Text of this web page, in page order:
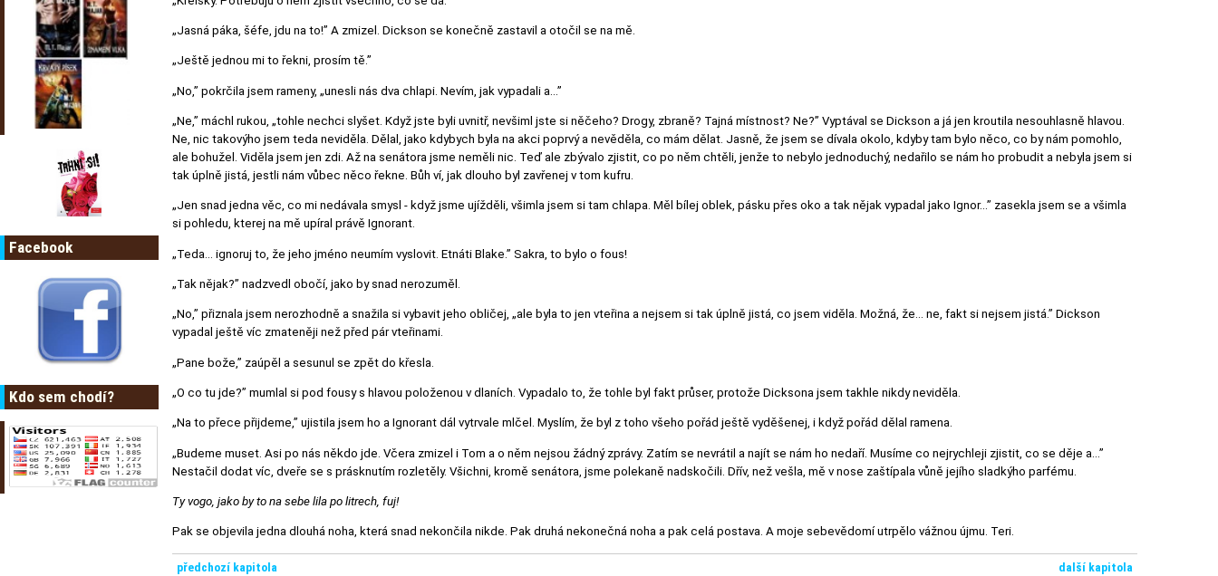
Facebook
Kdo sem chodí?
„Jasná páka, šéfe, jdu na to!” A zmizel. Dickson se konečně zastavil a otočil se na mě.
„Ještě jednou mi to řekni, prosím tě.”
„No,” pokrčila jsem rameny, „unesli nás dva chlapi. Nevím, jak vypadali a…”
„Ne,” máchl rukou, „tohle nechci slyšet. Když jste byli uvnitř, nevšiml jste si něčeho? Drogy, zbraně? Tajná místnost? Ne?” Vyptával se Dickson a já jen kroutila nesouhlasně hlavou.
Ne, nic takovýho jsem teda neviděla. Dělal, jako kdybych byla na akci poprvý a nevěděla, co mám dělat. Jasně, že jsem se dívala okolo, kdyby tam bylo něco, co by nám pomohlo,
ale bohužel. Viděla jsem jen zdi. Až na senátora jsme neměli nic. Teď ale zbývalo zjistit, co po něm chtěli, jenže to nebylo jednoduchý, nedařilo se nám ho probudit a nebyla jsem si
tak úplně jistá, jestli nám vůbec něco řekne. Bůh ví, jak dlouho byl zavřenej v tom kufru.
„Jen snad jedna věc, co mi nedávala smysl - když jsme ujížděli, všimla jsem si tam chlapa. Měl bílej oblek, pásku přes oko a tak nějak vypadal jako Ignor...” zasekla jsem se a všimla
si pohledu, kterej na mě upíral právě Ignorant.
„Teda… ignoruj to, že jeho jméno neumím vyslovit. Etnáti Blake.” Sakra, to bylo o fous!
„Tak nějak?” nadzvedl obočí, jako by snad nerozuměl.
„No,” přiznala jsem nerozhodně a snažila si vybavit jeho obličej, „ale byla to jen vteřina a nejsem si tak úplně jistá, co jsem viděla. Možná, že… ne, fakt si nejsem jistá.” Dickson
vypadal ještě víc zmateněji než před pár vteřinami.
„Pane bože,” zaúpěl a sesunul se zpět do křesla.
„O co tu jde?” mumlal si pod fousy s hlavou položenou v dlaních. Vypadalo to, že tohle byl fakt průser, protože Dicksona jsem takhle nikdy neviděla.
„Na to přece přijdeme,” ujistila jsem ho a Ignorant dál vytrvale mlčel. Myslím, že byl z toho všeho pořád ještě vyděšenej, i když pořád dělal ramena.
„Budeme muset. Asi po nás někdo jde. Včera zmizel i Tom a o něm nejsou žádný zprávy. Zatím se nevrátil a najít se nám ho nedaří. Musíme co nejrychleji zjistit, co se děje a…”
Nestačil dodat víc, dveře se s prásknutím rozletěly. Všichni, kromě senátora, jsme polekaně nadskočili. Dřív, než vešla, mě v nose zaštípala vůně jejího sladkýho parfému.
Ty vogo, jako by to na sebe lila po litrech, fuj!
Pak se objevila jedna dlouhá noha, která snad nekončila nikde. Pak druhá nekonečná noha a pak celá postava. A moje sebevědomí utrpělo vážnou újmu. Teri.
předchozí kapitola další kapitola